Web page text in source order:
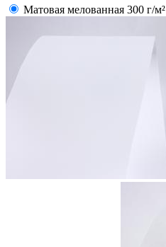
Матовая мелованная 300 г/м²